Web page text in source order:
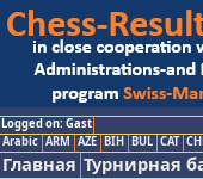
Logged on: Gast
Arabic ARM AZE BIH BUL CAT
Главная Турнирная